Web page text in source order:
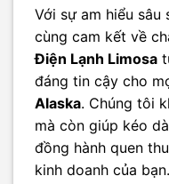
Với sự am hiểu sâu
cùng cam kết về
Điện Lạnh Limosa
đáng tin cậy cho
Alaska. Chúng tôi
mà còn giúp kéo
đồng hành quen
kinh doanh của bạn.